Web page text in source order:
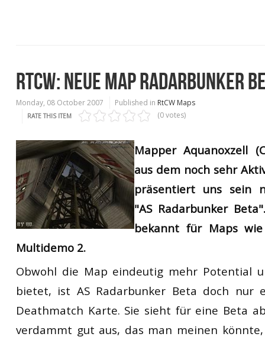
RTCW: NEUE MAP RADARBUNKER
Monday, 08 October 2007 Published in RtCW Maps
RATE THIS ITEM (0 votes)
Mapper Aquanoxzell
aus dem noch sehr
präsentiert uns sein
"AS Radarbunker
bekannt für Maps
Multidemo 2.
Obwohl die Map eindeutig mehr Potential
bietet, ist AS Radarbunker Beta doch nur
Deathmatch Karte. Sie sieht für eine Beta
verdammt gut aus, das man meinen